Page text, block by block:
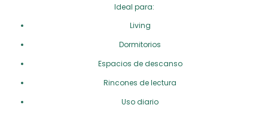
Ideal para:
Living
Dormitorios
Espacios de descanso
Rincones de lectura
Uso diario